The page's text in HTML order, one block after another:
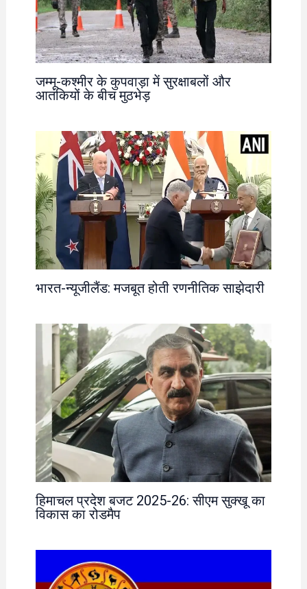
जम्मू-कश्मीर के कुपवाड़ा में सुरक्षाबलों और
आतंकियों के बीच मुठभेड़
भारत-न्यूजीलैंड: मजबूत होती रणनीतिक साझेदारी
हिमाचल प्रदेश बजट 2025-26: सीएम सुक्खू का
विकास का रोडमैप